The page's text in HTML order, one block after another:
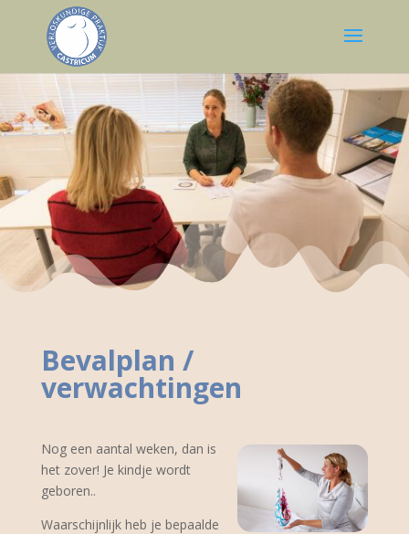
Bevalplan /
verwachtingen
Nog een aantal weken, dan is
het zover! Je kindje wordt
geboren..
Waarschijnlijk heb je bepaalde